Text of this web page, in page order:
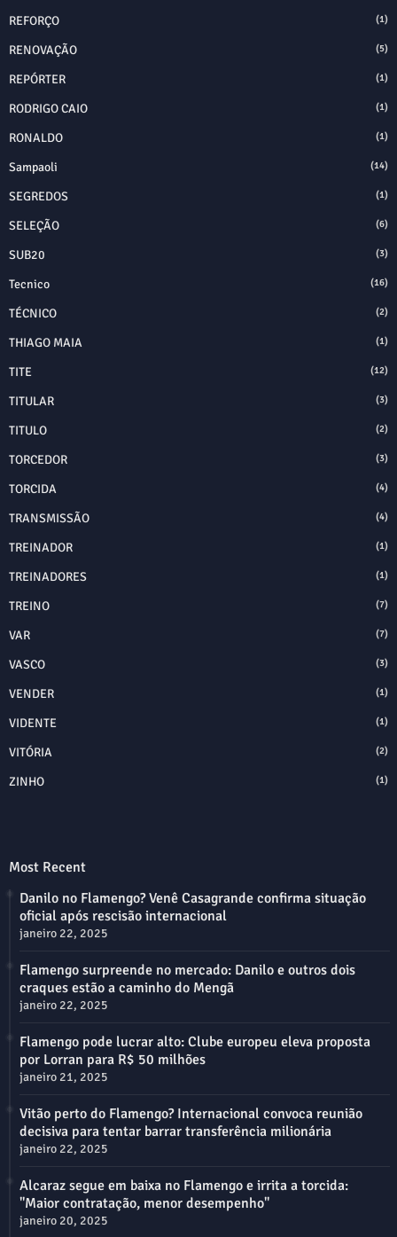
REFORÇO (1)
RENOVAÇÃO (5)
REPÓRTER (1)
RODRIGO CAIO (1)
RONALDO (1)
Sampaoli (14)
SEGREDOS (1)
SELEÇÃO (6)
SUB20 (3)
Tecnico (16)
TÉCNICO (2)
THIAGO MAIA (1)
TITE (12)
TITULAR (3)
TITULO (2)
TORCEDOR (3)
TORCIDA (4)
TRANSMISSÃO (4)
TREINADOR (1)
TREINADORES (1)
TREINO (7)
VAR (7)
VASCO (3)
VENDER (1)
VIDENTE (1)
VITÓRIA (2)
ZINHO (1)
Most Recent
Danilo no Flamengo? Venê Casagrande confirma situação
oficial após rescisão internacional
janeiro 22, 2025
Flamengo surpreende no mercado: Danilo e outros dois
craques estão a caminho do Mengã
janeiro 22, 2025
Flamengo pode lucrar alto: Clube europeu eleva proposta
por Lorran para R$ 50 milhões
janeiro 21, 2025
Vitão perto do Flamengo? Internacional convoca reunião
decisiva para tentar barrar transferência milionária
janeiro 22, 2025
Alcaraz segue em baixa no Flamengo e irrita a torcida:
"Maior contratação, menor desempenho"
janeiro 20, 2025